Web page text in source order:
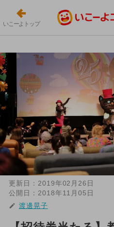
いこーよトップ
更新日： 2019年02月26日
公開日： 2018年11月05日
渡邊晃子